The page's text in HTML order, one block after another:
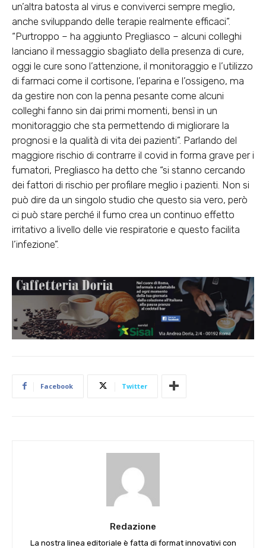
un’altra batosta al virus e conviverci sempre meglio,
anche sviluppando delle terapie realmente efficaci”.
“Purtroppo – ha aggiunto Pregliasco – alcuni colleghi
lanciano il messaggio sbagliato della presenza di cure,
oggi le cure sono l’attenzione, il monitoraggio e l’utilizzo
di farmaci come il cortisone, l’eparina e l’ossigeno, ma
da gestire non con la penna pesante come alcuni
colleghi fanno sin dai primi momenti, bensì in un
monitoraggio che sta permettendo di migliorare la
prognosi e la qualità di vita dei pazienti”. Parlando del
maggiore rischio di contrarre il covid in forma grave per i
fumatori, Pregliasco ha detto che “si stanno cercando
dei fattori di rischio per profilare meglio i pazienti. Non si
può dire da un singolo studio che questo sia vero, però
ci può stare perché il fumo crea un continuo effetto
irritativo a livello delle vie respiratorie e questo facilita
l’infezione”.
Facebook Twitter
Redazione
La nostra linea editoriale è fatta di format innovativi con